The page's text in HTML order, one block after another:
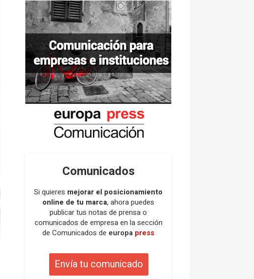
Comunicados
Si quieres mejorar el posicionamiento
online de tu marca, ahora puedes
publicar tus notas de prensa o
comunicados de empresa en la sección
de Comunicados de europa press
Envía tu comunicado